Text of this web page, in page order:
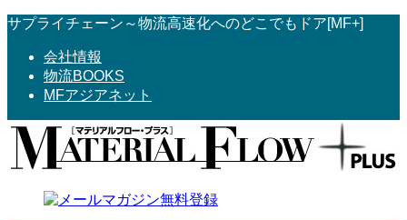
コ
へ
ス
ナ
ョ
ン
サプライチェーン～物流高速化へのどこでもドア[MF+]
会社情報
物流BOOKS
MFアジアネット